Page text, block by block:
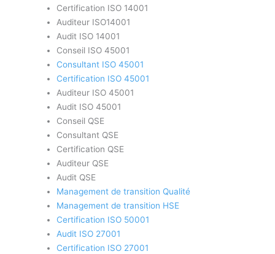
Certification ISO 14001
Auditeur ISO14001
Audit ISO 14001
Conseil ISO 45001
Consultant ISO 45001
Certification ISO 45001
Auditeur ISO 45001
Audit ISO 45001
Conseil QSE
Consultant QSE
Certification QSE
Auditeur QSE
Audit QSE
Management de transition Qualité
Management de transition HSE
Certification ISO 50001
Audit ISO 27001
Certification ISO 27001